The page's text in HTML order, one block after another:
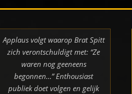
Applaus volgt waarop Brat Spitt
zich verontschuldigt met: “Ze
waren nog geeneens
begonnen…” Enthousiast
publiek doet volgen en gelijk